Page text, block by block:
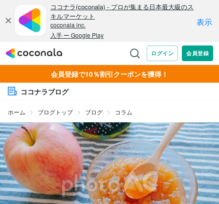
会員登録で10％割引クーポンを獲得！
ココナラブログ
ホーム ブログトップ ブログ コラム